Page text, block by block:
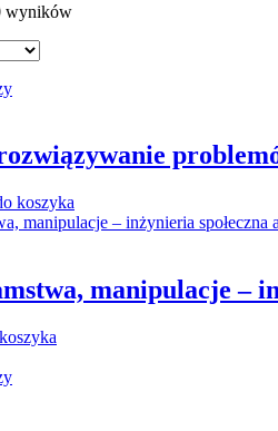
wyników
koszyka
manipulacje –